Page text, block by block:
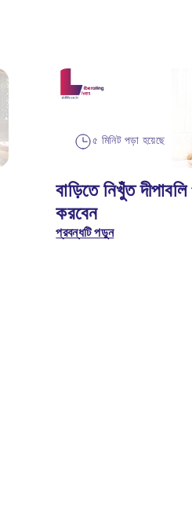
৫ মিনিট পড়া হয়েছে
বাড়িতে নিখুঁত
করবেন
প্রবন্ধটি পড়ুন